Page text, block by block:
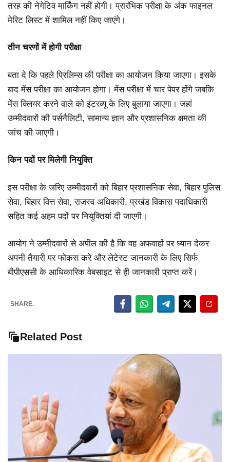
तरह की नेगेटिव मार्किंग नहीं होगी। प्रारंभिक परीक्षा के अंक फाइनल
मेरिट लिस्ट में शामिल नहीं किए जाएंगे।
तीन चरणों में होगी परीक्षा
बता दे कि पहले प्रिलिम्स की परीक्षा का आयोजन किया जाएगा। इसके
बाद मेंस परीक्षा का आयोजन होगा। मेंस परीक्षा में चार पेपर होंगे जबकि
मेंस क्लियर करने वाले को इंटरव्यू के लिए बुलाया जाएगा। जहां
उम्मीदवारों की पर्सनैलिटी, सामान्य ज्ञान और प्रशासनिक क्षमता की
जांच की जाएगी।
किन पदों पर मिलेगी नियुक्ति
इस परीक्षा के जरिए उम्मीदवारों को बिहार प्रशासनिक सेवा, बिहार पुलिस
सेवा, बिहार वित्त सेवा, राजस्व अधिकारी, प्रखंड विकास पदाधिकारी
सहित कई अहम पदों पर नियुक्तियां दी जाएगी।
आयोग ने उम्मीदवारों से अपील की है कि वह अफवाहों पर ध्यान देकर
अपनी तैयारी पर फोकस करे और लेटेस्ट जानकारी के लिए सिर्फ
बीपीएससी के आधिकारिक वेबसाइट से ही जानकारी प्राप्त करें।
SHARE.
Related Post